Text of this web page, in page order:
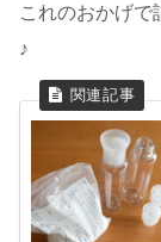
これのおかげで
♪